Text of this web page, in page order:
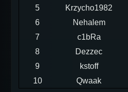
5
Krzycho1982
6
Nehalem
7
c1bRa
8
Dezzec
9
kstoff
10
Qwaak